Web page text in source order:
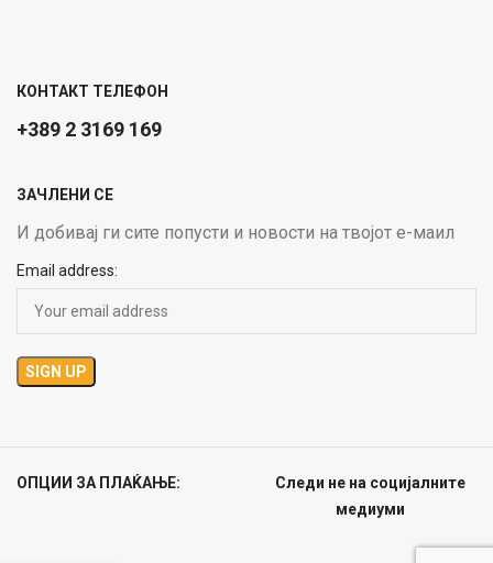
КОНТАКТ ТЕЛЕФОН
+389 2 3169 169
ЗАЧЛЕНИ СЕ
И добивај ги сите попусти и новости на твојот е-маил
Email address:
ОПЦИИ ЗА ПЛАЌАЊЕ:
Следи не на социјалните
медиуми